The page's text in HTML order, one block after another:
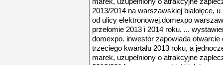
2013/2014 na warszawskiej białołęce,
od ulicy elektronowej.domexpo
przełomie 2013 i 2014 roku. ...
domexpo. inwestor zapowiada otwarcie
trzeciego kwartału 2013 roku, a
marek, uzupełniony o atrakcyjne